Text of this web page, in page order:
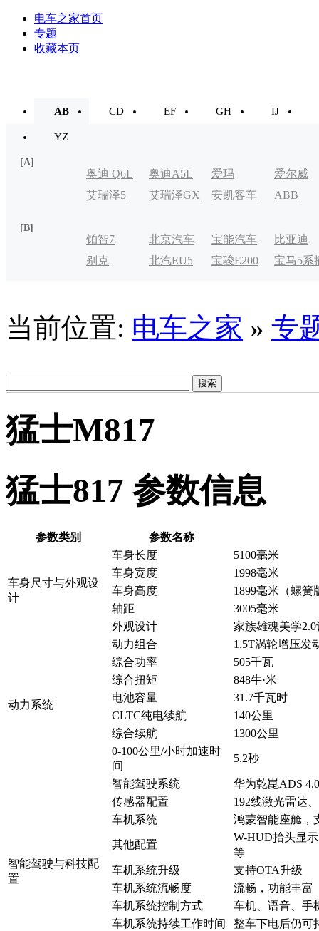
电车之家首页
专题
收藏本页
AB CD EF GH IJ
YZ
[A]
奥迪 Q6L
e-tron
奥迪A5L 爱玛
爱尔威
艾瑞泽5
艾瑞泽GX 安凯客车 ABB
[B]
铂智7 北京汽车
制造厂
宝能汽车
比亚迪
别克
北汽EU5 宝骏E200 宝马5系
当前位置: 电车之家 » 专
猛士M817
猛士817 参数信息
参数类别 参数名称
车身尺寸与外观设
计
车身长度
5100毫米
车身宽度
1998毫米
车身高度
1899毫米（螺簧
轴距
3005毫米
外观设计
家族雄魂美学
动力系统
动力组合
1.5T涡轮增压发
综合功率
505千瓦
综合扭矩
848牛·米
电池容量
31.7千瓦时
CLTC纯电续航
140公里
综合续航
1300公里
0-100公里/小时加速时
间
5.2秒
智能驾驶与科技配
置
智能驾驶系统
华为乾崑ADS
传感器配置
192线激光雷达
车机系统
鸿蒙智能座舱，
其他配置
W-HUD抬头显
等
车机系统升级
支持OTA升级
车机系统流畅度
流畅，功能丰富
车机系统控制方式
车机、语音、手
车机系统持续工作时间
整车下电后仍可